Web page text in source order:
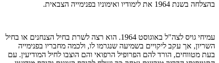
בהצלחה בשנת 1964 את לימודיו ואימוניו בפנימייה הצבאית.
עמיחי גויס לצה"ל באוגוסט 1964. הוא רצה לשרת בחיל הצנחנים או בחיל
השריון, אך עקב ליקויים בשמיעה שנגרמו לו, ולכמה מחבריו בפנימייה
בעת מטווחים, הורד להם הפרופיל הרפואי והם הוצבו לחיל המודיעין. עם